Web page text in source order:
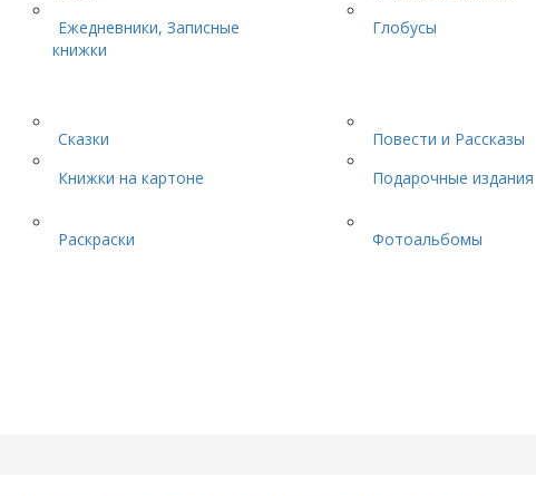
Ежедневники, Записные
книжки
Глобусы
Сказки Повести и Рассказы
Книжки на картоне
Подарочные издания
Раскраски Фотоальбомы